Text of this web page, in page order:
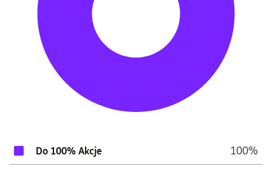
Do 100% Akcje 100%